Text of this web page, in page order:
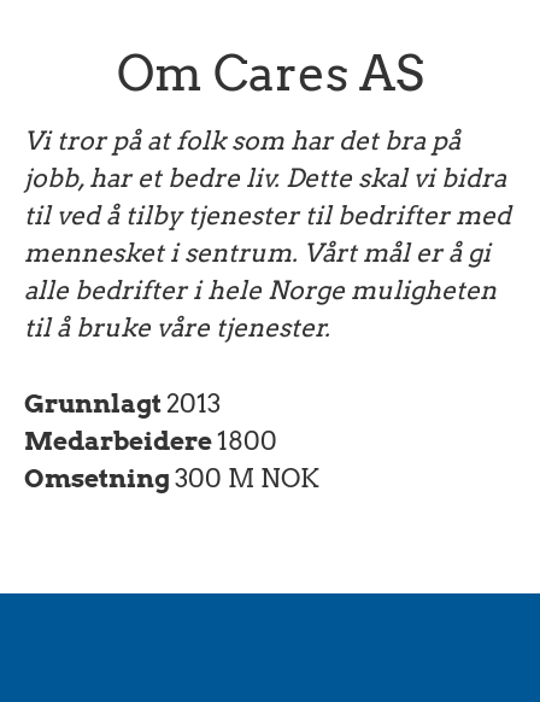
Om Cares AS
Vi tror på at folk som har det bra på
jobb, har et bedre liv. Dette skal vi bidra
til ved å tilby tjenester til bedrifter med
mennesket i sentrum. Vårt mål er å gi
alle bedrifter i hele Norge muligheten
til å bruke våre tjenester.
Grunnlagt 2013
Medarbeidere1800
Omsetning 300 M NOK